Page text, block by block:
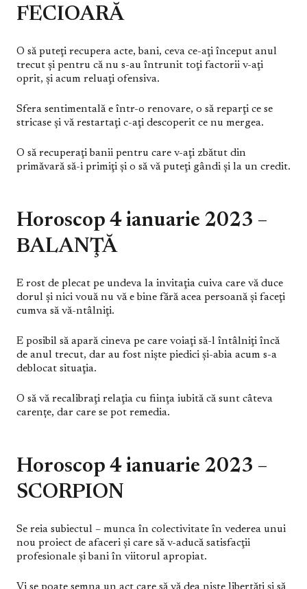
FECIOARĂ
O să puteţi recupera acte, bani, ceva ce-aţi început anul
trecut şi pentru că nu s-au întrunit toţi factorii v-aţi
oprit, şi acum reluaţi ofensiva.
Sfera sentimentală e într-o renovare, o să reparţi ce se
stricase şi vă restartaţi c-aţi descoperit ce nu mergea.
O să recuperaţi banii pentru care v-aţi zbătut din
primăvară să-i primiţi şi o să vă puteţi gândi şi la un credit.
Horoscop 4 ianuarie 2023 –
BALANŢĂ
E rost de plecat pe undeva la invitaţia cuiva care vă duce
dorul şi nici vouă nu vă e bine fără acea persoană şi faceţi
cumva să vă-ntâlniţi.
E posibil să apară cineva pe care voiaţi să-l întâlniţi încă
de anul trecut, dar au fost nişte piedici şi-abia acum s-a
deblocat situaţia.
O să vă recalibraţi relaţia cu fiinţa iubită că sunt câteva
carențe, dar care se pot remedia.
Horoscop 4 ianuarie 2023 –
SCORPION
Se reia subiectul – munca în colectivitate în vederea unui
nou proiect de afaceri şi care să v-aducă satisfacţii
profesionale şi bani în viitorul apropiat.